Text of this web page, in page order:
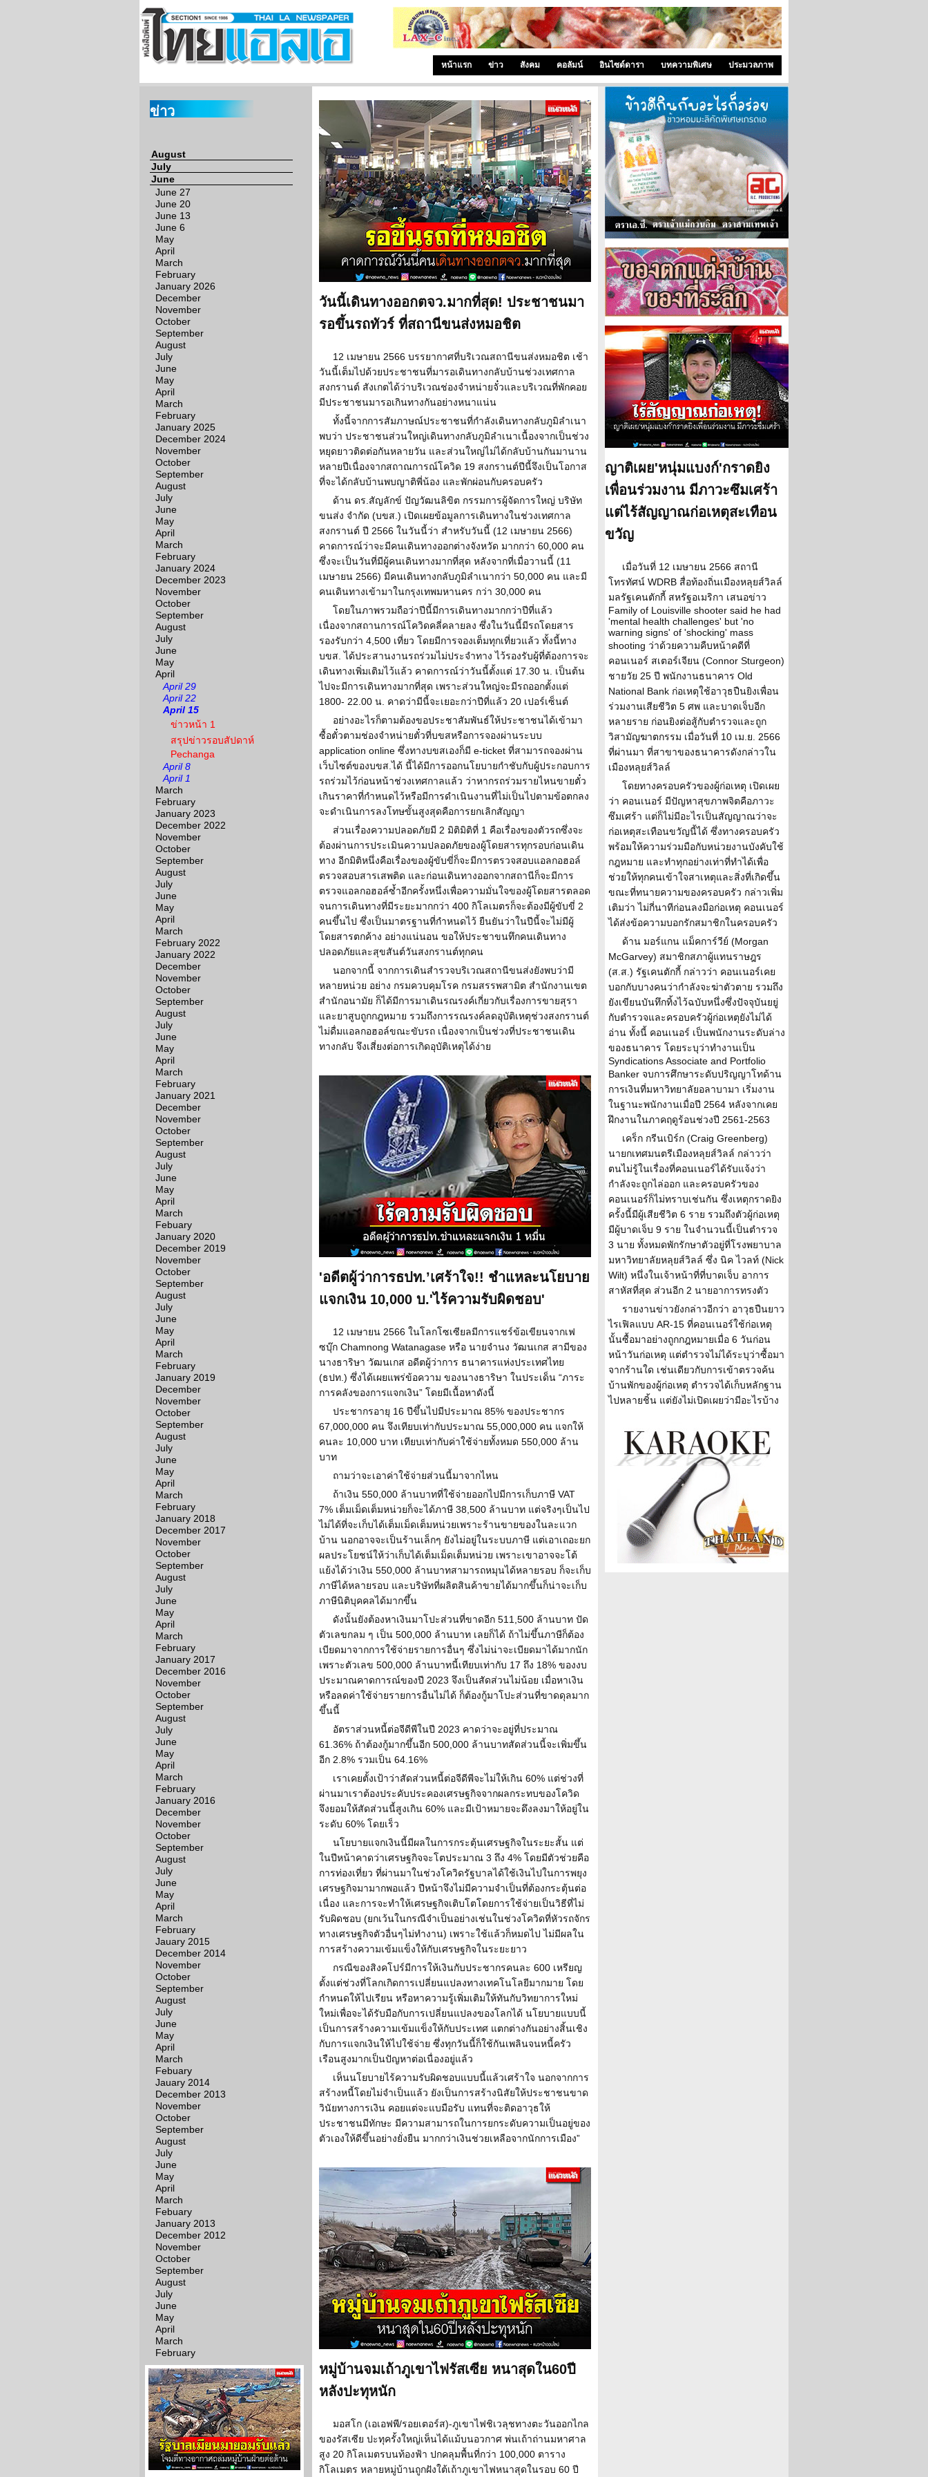
หน้าแรก ข่าว สังคม คอลัมน์ อินไซด์ดารา บทความพิเศษ ประมวลภาพ
ข่าว
August
July
June
June 27
June 20
June 13
June 6
May
April
March
February
January 2026
December
November
October
September
August
July
June
May
April
March
February
January 2025
December 2024
November
October
September
August
July
June
May
April
March
February
January 2024
December 2023
November
October
September
August
July
June
May
April
April 29
April 22
April 15
ข่าวหน้า 1
สรุปข่าวรอบสัปดาห์
Pechanga
April 8
April 1
March
February
January 2023
December 2022
November
October
September
August
July
June
May
April
March
February 2022
January 2022
December
November
October
September
August
July
June
May
April
March
February
January 2021
December
November
October
September
August
July
June
May
April
March
Febuary
January 2020
December 2019
November
October
September
August
July
June
May
April
March
February
January 2019
December
November
October
September
August
July
June
May
April
March
February
January 2018
December 2017
November
October
September
August
July
June
May
April
March
February
January 2017
December 2016
November
October
September
August
July
June
May
April
March
February
January 2016
December
November
October
September
August
July
June
May
April
March
February
Jauary 2015
December 2014
November
October
September
August
July
June
May
April
March
Febuary
Jauary 2014
December 2013
November
October
September
August
July
June
May
April
March
Febuary
January 2013
December 2012
November
October
September
August
July
June
May
April
March
February
วันนี้เดินทางออกตจว.มากที่สุด! ประชาชนมา
รอขึ้นรถทัวร์ ที่สถานีขนส่งหมอชิต
12 เมษายน 2566 บรรยากาศที่บริเวณสถานีขนส่งหมอชิต เช้า
วันนี้เต็มไปด้วยประชาชนที่มารอเดินทางกลับบ้านช่วงเทศกาล
สงกรานต์ สังเกตได้ว่าบริเวณช่องจำหน่ายจั๋วและบริเวณที่พักคอย
มีประชาชนมารอเกินทางกันอย่างหนาแน่น
ทั้งนี้จากการสัมภาษณ์ประชาชนที่กำลังเดินทางกลับภูมิลำเนา
พบว่า ประชาชนส่วนใหญ่เดินทางกลับภูมิลำเนาเนื้องจากเป็นช่วง
หยุดยาวติดต่อกันหลายวัน และส่วนใหญ่ไม่ได้กลับบ้านกันมานาน
หลายปีเนื่องจากสถาณการณ์โควิด 19 สงกรานต์ปีนี้จึงเป็นโอกาส
ที่จะได้กลับบ้านพบญาติพี่น้อง และพักผ่อนกับครอบครัว
ด้าน ดร.สัญลักข์ ปัญวัฒนลิขิต กรรมการผู้จัดการใหญ่ บริษัท
ขนส่ง จำกัด (บขส.) เปิดเผยข้อมูลการเดินทางในช่วงเทศกาล
สงกรานต์ ปี 2566 ในวันนี้ว่า สำหรับวันนี้ (12 เมษายน 2566)
คาดการณ์ว่าจะมีคนเดินทางออกต่างจังหวัด มากกว่า 60,000 คน
ซึ่งจะเป็นวันที่มีผู้คนเดินทางมากที่สุด หลังจากที่เมื่อวานนี้ (11
เมษายน 2566) มีคนเดินทางกลับภูมิลำเนากว่า 50,000 คน และมี
คนเดินทางเข้ามาในกรุงเทพมหานคร กว่า 30,000 คน
โดยในภาพรวมถือว่าปีนี้มีการเดินทางมากกว่าปีที่แล้ว
เนื่องจากสถานการณ์โควิดคลี่คลายลง ซึ่งในวันนี้มีรถโดยสาร
รองรับกว่า 4,500 เที่ยว โดยมีการจองเต็มทุกเที่ยวแล้ว ทั้งนี้ทาง
บขส. ได้ประสานงานรถร่วมไม่ประจำทาง ไว้รองรับผู้ที่ต้องการจะ
เดินทางเพิ่มเติมไว้แล้ว คาดการณ์ว่าวันนี้ตั้งแต่ 17.30 น. เป็นต้น
ไปจะมีการเดินทางมากที่สุด เพราะส่วนใหญ่จะมีรถออกตั้งแต่
1800- 22.00 น. คาดว่ามีนี้จะเยอะกว่าปีที่แล้ว 20 เปอร์เซ็นต์
อย่างอะไรก็ตามต้องขอประชาสัมพันธ์ให้ประชาชนได้เข้ามา
ซื้อตั๋วตามช่องจำหน่ายตั๋วที่บขสหรือการจองผ่านระบบ
application online ซึ่งทางบขสเองก็มี e-ticket ที่สามารถจองผ่าน
เว็บไซต์ของบขส.ได้ นี้ได้มีการออกนโยบายกำชับกับผู้ประกอบการ
รถร่วมไว้ก่อนหน้าช่วงเทศกาลแล้ว ว่าหากรถร่วมรายไหนขายตั๋ว
เกินราคาที่กำหนดไว้หรือมีการดำเนินงานที่ไม่เป็นไปตามข้อตกลง
จะดำเนินการลงโทษขั้นสูงสุดคือการยกเลิกสัญญา
ส่วนเรื่องความปลอดภัยมี 2 มิติมิติที่ 1 คือเรื่องของตัวรถซึ่งจะ
ต้องผ่านการประเมินความปลอดภัยของผู้โดยสารทุกรอบก่อนเดิน
ทาง อีกมิติหนึ่งคือเรื่องของผู้ขับขี่ก็จะมีการตรวจสอบแอลกอฮอล์
ตรวจสอบสารเสพติด และก่อนเดินทางออกจากสถานีก็จะมีการ
ตรวจแอลกอฮอล์ซ้ำอีกครั้งหนึ่งเพื่อความมั่นใจของผู้โดยสารตลอด
จนการเดินทางที่มีระยะมากกว่า 400 กิโลเมตรก็จะต้องมีผู้ขับขี่ 2
คนขึ้นไป ซึ่งเป็นมาตรฐานที่กำหนดไว้ ยืนยันว่าในปีนี้จะไม่มีผู้
โดยสารตกค้าง อย่างแน่นอน ขอให้ประชาขนทึกคนเดินทาง
ปลอดภัยและสุขสันต์วันสงกรานต์ทุกคน
นอกจากนี้ จากการเดินสำรวจบริเวณสถานีขนส่งยังพบว่ามี
หลายหน่วย อย่าง กรมควบคุมโรค กรมสรรพสามิต สำนักงานเขต
สำนักอนามัย ก็ได้มีการมาเดินรณรงค์เกี่ยวกับเรื่องการขายสุรา
และยาสูบถูกกฎหมาย รวมถึงการรณรงค์ลดอุบัติเหตุช่วงสงกรานต์
ไม่ดื่มแอลกอฮอล์ขณะขับรถ เนื่องจากเป็นช่วงที่ประชาชนเดิน
ทางกลับ จึงเสี่ยงต่อการเกิดอุบัติเหตุได้ง่าย
'อดีตผู้ว่าการธปท.’เศร้าใจ!! ชำแหละนโยบาย
แจกเงิน 10,000 บ.'ไร้ความรับผิดชอบ'
12 เมษายน 2566 ในโลกโซเซียลมีการแชร์ข้อเขียนจากเฟ
ซบุ๊ก Chamnong Watanagase หรือ นายจำนง วัฒนเกส สามีของ
นางธาริษา วัฒนเกส อดีตผู้ว่าการ ธนาคารแห่งประเทศไทย
(ธปท.) ซึ่งได้เผยแพร่ข้อความ ของนางธาริษา ในประเด็น “ภาระ
การคลังของการแจกเงิน” โดยมีเนื้อหาดังนี้
ประชากรอายุ 16 ปีขึ้นไปมีประมาณ 85% ของประชากร
67,000,000 คน จึงเทียบเท่ากับประมาณ 55,000,000 คน แจกให้
คนละ 10,000 บาท เทียบเท่ากับค่าใช้จ่ายทั้งหมด 550,000 ล้าน
บาท
ถามว่าจะเอาค่าใช้จ่ายส่วนนี้มาจากไหน
ถ้าเงิน 550,000 ล้านบาทที่ใช้จ่ายออกไปมีการเก็บภาษี VAT
7% เต็มเม็ดเต็มหน่วยก็จะได้ภาษี 38,500 ล้านบาท แต่จริงๆเป็นไป
ไม่ได้ที่จะเก็บได้เต็มเม็ดเต็มหน่วยเพราะร้านขายของในละแวก
บ้าน นอกอาจจะเป็นร้านเล็กๆ ยังไม่อยู่ในระบบภาษี แต่เอาเถอะยก
ผลประโยชน์ให้ว่าเก็บได้เต็มเม็ดเต็มหน่วย เพราะเขาอาจจะโต้
แย้งได้ว่าเงิน 550,000 ล้านบาทสามารถหมุนได้หลายรอบ ก็จะเก็บ
ภาษีได้หลายรอบ และบริษัทที่ผลิตสินค้าขายได้มากขึ้นก็น่าจะเก็บ
ภาษีนิติบุคคลได้มากขึ้น
ดังนั้นยังต้องหาเงินมาโปะส่วนที่ขาดอีก 511,500 ล้านบาท ปัด
ตัวเลขกลม ๆ เป็น 500,000 ล้านบาท เลยก็ได้ ถ้าไม่ขึ้นภาษีก็ต้อง
เบียดมาจากการใช้จ่ายรายการอื่นๆ ซึ่งไม่น่าจะเบียดมาได้มากนัก
เพราะตัวเลข 500,000 ล้านบาทนี้เทียบเท่ากับ 17 ถึง 18% ของงบ
ประมาณคาดการณ์ของปี 2023 จึงเป็นสัดส่วนไม่น้อย เมื่อหาเงิน
หรือลดค่าใช้จ่ายรายการอื่นไม่ได้ ก็ต้องกู้มาโปะส่วนที่ขาดดุลมาก
ขึ้นนี้
อัตราส่วนหนี้ต่อจีดีพีในปี 2023 คาดว่าจะอยู่ที่ประมาณ
61.36% ถ้าต้องกู้มากขึ้นอีก 500,000 ล้านบาทสัดส่วนนี้จะเพิ่มขึ้น
อีก 2.8% รวมเป็น 64.16%
เราเคยตั้งเป้าว่าสัดส่วนหนี้ต่อจีดีพีจะไม่ให้เกิน 60% แต่ช่วงที่
ผ่านมาเราต้องประคับประคองเศรษฐกิจจากผลกระทบของโควิด
จึงยอมให้สัดส่วนนี้สูงเกิน 60% และมีเป้าหมายจะดึงลงมาให้อยู่ใน
ระดับ 60% โดยเร็ว
นโยบายแจกเงินนี้มีผลในการกระตุ้นเศรษฐกิจในระยะสั้น แต่
ในปีหน้าคาดว่าเศรษฐกิจจะโตประมาณ 3 ถึง 4% โดยมีตัวช่วยคือ
การท่องเที่ยว ที่ผ่านมาในช่วงโควิดรัฐบาลได้ใช้เงินไปในการพยุง
เศรษฐกิจมามากพอแล้ว ปีหน้าจึงไม่มีความจำเป็นที่ต้องกระตุ้นต่อ
เนื่อง และการจะทำให้เศรษฐกิจเติบโตโดยการใช้จ่ายเป็นวิธีที่ไม่
รับผิดชอบ (ยกเว้นในกรณีจำเป็นอย่างเช่นในช่วงโควิดที่หัวรถจักร
ทางเศรษฐกิจตัวอื่นๆไม่ทำงาน) เพราะใช้แล้วก็หมดไป ไม่มีผลใน
การสร้างความเข้มแข็งให้กับเศรษฐกิจในระยะยาว
กรณีของสิงคโปร์มีการให้เงินกับประชากรคนละ 600 เหรียญ
ตั้งแต่ช่วงที่โลกเกิดการเปลี่ยนแปลงทางเทคโนโลยีมากมาย โดย
กำหนดให้ไปเรียน หรือหาความรู้เพิ่มเติมให้ทันกับวิทยาการใหม่
ใหม่เพื่อจะได้รับมือกับการเปลี่ยนแปลงของโลกได้ นโยบายแบบนี้
เป็นการสร้างความเข้มแข็งให้กับประเทศ แตกต่างกันอย่างสิ้นเชิง
กับการแจกเงินให้ไปใช้จ่าย ซึ่งทุกวันนี้ก็ใช้กันเพลินจนหนี้ครัว
เรือนสูงมากเป็นปัญหาต่อเนื่องอยู่แล้ว
เห็นนโยบายไร้ความรับผิดชอบแบบนี้แล้วเศร้าใจ นอกจากการ
สร้างหนี้โดยไม่จำเป็นแล้ว ยังเป็นการสร้างนิสัยให้ประชาชนขาด
วินัยทางการเงิน คอยแต่จะแบมือรับ แทนที่จะติดอาวุธให้
ประชาชนมีทักษะ มีความสามารถในการยกระดับความเป็นอยู่ของ
ตัวเองให้ดีขึ้นอย่างยั่งยืน มากกว่าเงินช่วยเหลือจากนักการเมือง”
หมู่บ้านจมเถ้าภูเขาไฟรัสเซีย หนาสุดใน60ปี
หลังปะทุหนัก
มอสโก (เอเอฟพี/รอยเตอร์ส)-ภูเขาไฟชิเวลุชทางตะวันออกไกล
ของรัสเซีย ปะทุครั้งใหญ่เห็นได้แม้บนอวกาศ พ่นเถ้าถ่านมหาศาล
สูง 20 กิโลเมตรบนท้องฟ้า ปกคลุมพื้นที่กว่า 100,000 ตาราง
กิโลเมตร หลายหมู่บ้านถูกฝังใต้เถ้าภูเขาไฟหนาสุดในรอบ 60 ปี
ญาติเผย'หนุ่มแบงก์'กราดยิง
เพื่อนร่วมงาน มีภาวะซึมเศร้า
แต่ไร้สัญญาณก่อเหตุสะเทือน
ขวัญ
เมื่อวันที่ 12 เมษายน 2566 สถานี
โทรทัศน์ WDRB สื่อท้องถิ่นเมืองหลุยส์วิลล์
มลรัฐเคนตักกี้ สหรัฐอเมริกา เสนอข่าว
Family of Louisville shooter said he had
'mental health challenges' but 'no
warning signs' of 'shocking' mass
shooting ว่าด้วยความคืบหน้าคดีที่
คอนเนอร์ สเตอร์เจียน (Connor Sturgeon)
ชายวัย 25 ปี พนักงานธนาคาร Old
National Bank ก่อเหตุใช้อาวุธปืนยิงเพื่อน
ร่วมงานเสียชีวิต 5 ศพ และบาดเจ็บอีก
หลายราย ก่อนยิงต่อสู้กับตำรวจและถูก
วิสามัญฆาตกรรม เมื่อวันที่ 10 เม.ย. 2566
ที่ผ่านมา ที่สาขาของธนาคารดังกล่าวใน
เมืองหลุยส์วิลล์
โดยทางครอบครัวของผู้ก่อเหตุ เปิดเผย
ว่า คอนเนอร์ มีปัญหาสุขภาพจิตคือภาวะ
ซึมเศร้า แต่ก็ไม่มีอะไรเป็นสัญญาณว่าจะ
ก่อเหตุสะเทือนขวัญนี้ได้ ซึ่งทางครอบครัว
พร้อมให้ความร่วมมือกับหน่วยงานบังคับใช้
กฎหมาย และทำทุกอย่างเท่าที่ทำได้เพื่อ
ช่วยให้ทุกคนเข้าใจสาเหตุและสิ่งที่เกิดขึ้น
ขณะที่ทนายความของครอบครัว กล่าวเพิ่ม
เติมว่า ไม่กี่นาทีก่อนลงมือก่อเหตุ คอนเนอร์
ได้ส่งข้อความบอกรักสมาชิกในครอบครัว
ด้าน มอร์แกน แม็คการ์วีย์ (Morgan
McGarvey) สมาชิกสภาผู้แทนราษฎร
(ส.ส.) รัฐเคนตักกี้ กล่าวว่า คอนเนอร์เคย
บอกกับบางคนว่ากำลังจะฆ่าตัวตาย รวมถึง
ยังเขียนบันทึกทิ้งไว้ฉบับหนึ่งซึ่งปัจจุบันยยู่
กับตำรวจและครอบครัวผู้ก่อเหตุยังไม่ได้
อ่าน ทั้งนี้ คอนเนอร์ เป็นพนักงานระดับล่าง
ของธนาคาร โดยระบุว่าทำงานเป็น
Syndications Associate and Portfolio
Banker จบการศึกษาระดับปริญญาโทด้าน
การเงินที่มหาวิทยาลัยอลาบามา เริ่มงาน
ในฐานะพนักงานเมื่อปี 2564 หลังจากเคย
ฝึกงานในภาคฤดูร้อนช่วงปี 2561-2563
เคร็ก กรีนเบิร์ก (Craig Greenberg)
นายกเทศมนตรีเมืองหลุยส์วิลล์ กล่าวว่า
ตนไม่รู้ในเรื่องที่คอนเนอร์ได้รับแจ้งว่า
กำลังจะถูกไล่ออก และครอบครัวของ
คอนเนอร์ก็ไม่ทราบเช่นกัน ซึ่งเหตุกราดยิง
ครั้งนี้มีผู้เสียชีวิต 6 ราย รวมถึงตัวผู้ก่อเหตุ
มีผู้บาดเจ็บ 9 ราย ในจำนวนนี้เป็นตำรวจ
3 นาย ทั้งหมดพักรักษาตัวอยู่ที่โรงพยาบาล
มหาวิทยาลัยหลุยส์วิลล์ ซึ่ง นิค ไวลท์ (Nick
Wilt) หนึ่งในเจ้าหน้าที่ที่บาดเจ็บ อาการ
สาหัสที่สุด ส่วนอีก 2 นายอาการทรงตัว
รายงานข่าวยังกล่าวอีกว่า อาวุธปืนยาว
ไรเฟิลแบบ AR-15 ที่คอนเนอร์ใช้ก่อเหตุ
นั้นซื้อมาอย่างถูกกฎหมายเมื่อ 6 วันก่อน
หน้าวันก่อเหตุ แต่ตำรวจไม่ได้ระบุว่าซื้อมา
จากร้านใด เช่นเดียวกับการเข้าตรวจค้น
บ้านพักของผู้ก่อเหตุ ตำรวจได้เก็บหลักฐาน
ไปหลายชิ้น แต่ยังไม่เปิดเผยว่ามีอะไรบ้าง